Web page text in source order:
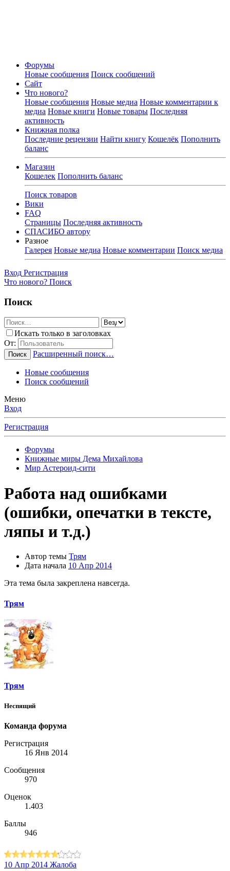
Форумы
Новые сообщения Поиск сообщений
Сайт
Что нового?
Новые сообщения Новые медиа Новые комментарии к
медиа Новые книги Новые товары Последняя
активность
Книжная полка
Последние рецензии Найти книгу Кошелёк Пополнить
баланс
Магазин
Кошелек Пополнить баланс
Поиск товаров
Вики
FAQ
Страницы Последняя активность
СПАСИБО автору
Разное
Галерея Новые медиа Новые комментарии Поиск медиа
Вход Регистрация
Что нового? Поиск
Поиск
Искать только в заголовках
От:
Поиск Расширенный поиск…
Новые сообщения
Поиск сообщений
Меню
Вход
Регистрация
Форумы
Книжные миры Дема Михайлова
Мир Астероид-сити
Работа над ошибками
(ошибки, опечатки в тексте,
ляпы и т.д.)
Автор темы Трям
Дата начала 10 Апр 2014
Эта тема была закреплена навсегда.
Трям
Трям
Неспящий
Команда форума
Регистрация
16 Янв 2014
Сообщения
970
Оценок
1.403
Баллы
946
10 Апр 2014 Жалоба